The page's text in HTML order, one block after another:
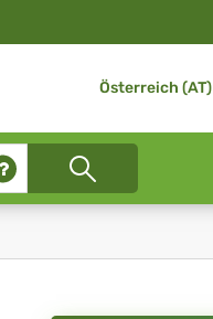
Österreich (AT)